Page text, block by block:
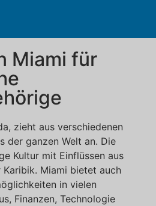
Miami für
zieht aus verschiedenen
der ganzen Welt an. Die
Kultur mit Einflüssen aus
Miami bietet auch
in vielen
Finanzen, Technologie